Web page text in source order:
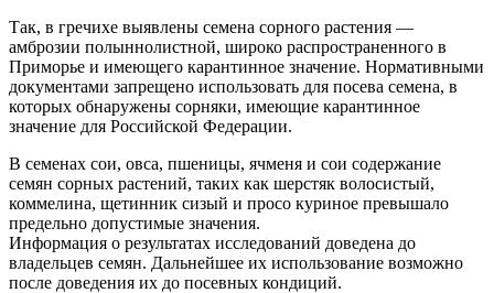
Так, в гречихе выявлены семена сорного растения —
амброзии полыннолистной, широко распространенного в
Приморье и имеющего карантинное значение. Нормативными
документами запрещено использовать для посева семена, в
которых обнаружены сорняки, имеющие карантинное
значение для Российской Федерации.
В семенах сои, овса, пшеницы, ячменя и сои содержание
семян сорных растений, таких как шерстяк волосистый,
коммелина, щетинник сизый и просо куриное превышало
предельно допустимые значения.
Информация о результатах исследований доведена до
владельцев семян. Дальнейшее их использование возможно
после доведения их до посевных кондиций.